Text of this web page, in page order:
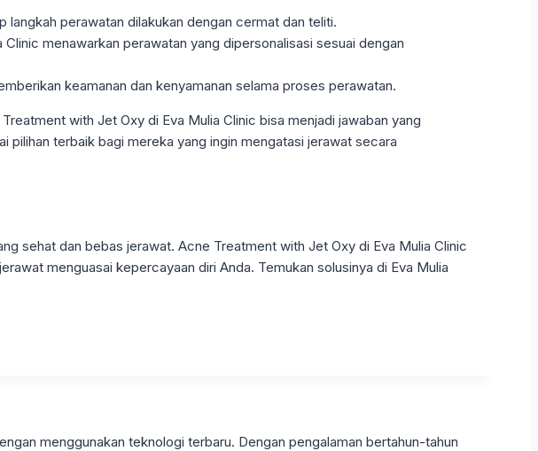
perawatan dilakukan dengan cermat dan teliti.
menawarkan perawatan yang dipersonalisasi sesuai dengan
keamanan dan kenyamanan selama proses perawatan.
with Jet Oxy di Eva Mulia Clinic bisa menjadi jawaban yang
pilihan terbaik bagi mereka yang ingin mengatasi jerawat secara
sehat dan bebas jerawat. Acne Treatment with Jet Oxy di Eva Mulia Clinic
menguasai kepercayaan diri Anda. Temukan solusinya di Eva Mulia
menggunakan teknologi terbaru. Dengan pengalaman bertahun-tahun